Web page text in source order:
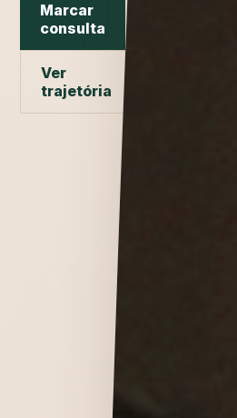
Marcar
consulta
Ver
trajetória